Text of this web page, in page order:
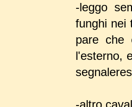
-leggo
funghi nei
pare che
l'esterno,